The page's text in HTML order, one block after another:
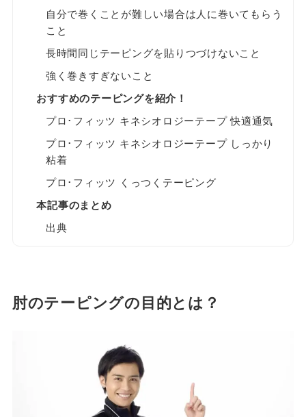
自分で巻くことが難しい場合は人に巻いてもらう
こと
長時間同じテーピングを貼りつづけないこと
強く巻きすぎないこと
おすすめのテーピングを紹介！
プロ･フィッツ キネシオロジーテープ 快適通気
プロ･フィッツ キネシオロジーテープ しっかり
粘着
プロ･フィッツ くっつくテーピング
本記事のまとめ
出典
肘のテーピングの目的とは？